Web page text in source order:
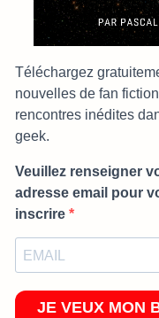
Téléchargez
nouvelles de fan
rencontres inédites
geek.
Veuillez renseigner
adresse email pour
inscrire
JE VEUX MON